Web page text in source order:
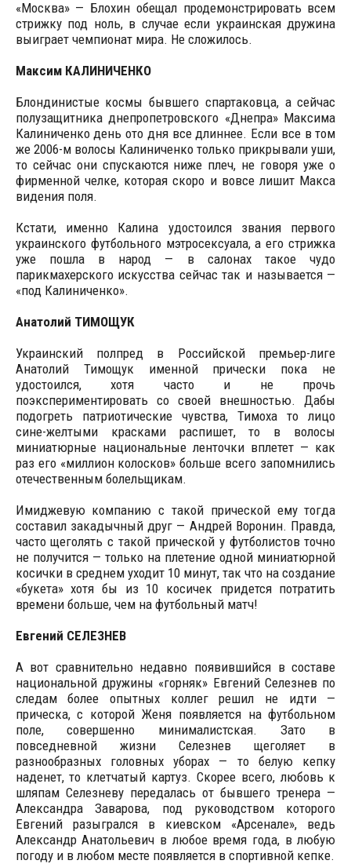
«Москва» — Блохин обещал продемонстрировать всем
стрижку под ноль, в случае если украинская дружина
выиграет чемпионат мира. Не сложилось.
Максим КАЛИНИЧЕНКО
Блондинистые космы бывшего спартаковца, а сейчас
полузащитника днепропетровского «Днепра» Максима
Калиниченко день ото дня все длиннее. Если все в том
же 2006-м волосы Калиниченко только прикрывали уши,
то сейчас они спускаются ниже плеч, не говоря уже о
фирменной челке, которая скоро и вовсе лишит Макса
видения поля.
Кстати, именно Калина удостоился звания первого
украинского футбольного мэтросексуала, а его стрижка
уже пошла в народ — в салонах такое чудо
парикмахерского искусства сейчас так и называется —
«под Калиниченко».
Анатолий ТИМОЩУК
Украинский полпред в Российской премьер-лиге
Анатолий Тимощук именной прически пока не
удостоился, хотя часто и не прочь
поэкспериментировать со своей внешностью. Дабы
подогреть патриотические чувства, Тимоха то лицо
сине-желтыми красками распишет, то в волосы
миниатюрные национальные ленточки вплетет — как
раз его «миллион колосков» больше всего запомнились
отечественным болельщикам.
Имиджевую компанию с такой прической ему тогда
составил закадычный друг — Андрей Воронин. Правда,
часто щеголять с такой прической у футболистов точно
не получится — только на плетение одной миниатюрной
косички в среднем уходит 10 минут, так что на создание
«букета» хотя бы из 10 косичек придется потратить
времени больше, чем на футбольный матч!
Евгений СЕЛЕЗНЕВ
А вот сравнительно недавно появившийся в составе
национальной дружины «горняк» Евгений Селезнев по
следам более опытных коллег решил не идти —
прическа, с которой Женя появляется на футбольном
поле, совершенно минималистская. Зато в
повседневной жизни Селезнев щеголяет в
разнообразных головных уборах — то белую кепку
наденет, то клетчатый картуз. Скорее всего, любовь к
шляпам Селезневу передалась от бывшего тренера —
Александра Заварова, под руководством которого
Евгений разыгрался в киевском «Арсенале», ведь
Александр Анатольевич в любое время года, в любую
погоду и в любом месте появляется в спортивной кепке.